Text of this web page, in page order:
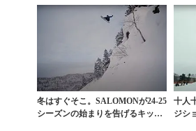
冬はすぐそこ。SALOMONが24-25
シーズンの始まりを告げるキック
十人
ジシ